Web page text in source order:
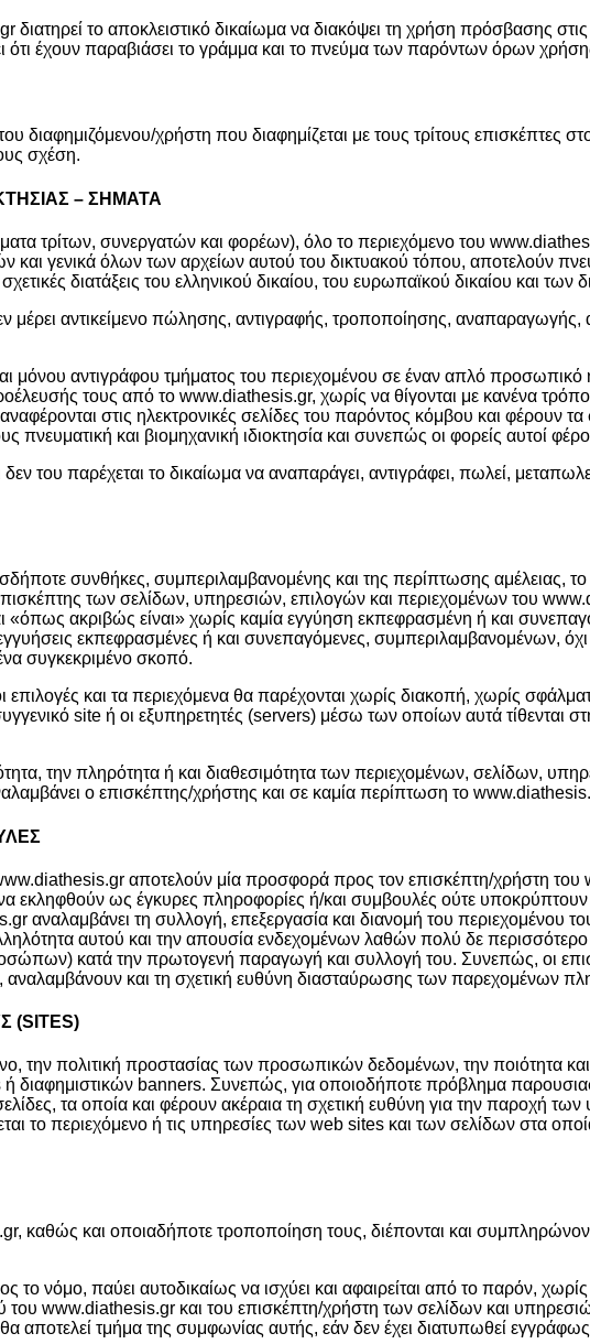
το αποκλειστικό δικαίωμα να διακόψει τη χρήση πρόσβασης
ότι έχουν παραβιάσει το γράμμα και το πνεύμα των παρόντων όρων
διαφημιζόμενου/χρήστη που διαφημίζεται με τους τρίτους επισκέπτες
σχέση.
– ΣΗΜΑΤΑ
τρίτων, συνεργατών και φορέων), όλο το περιεχόμενο του
γενικά όλων των αρχείων αυτού του δικτυακού τόπου, αποτελούν
διατάξεις του ελληνικού δικαίου, του ευρωπαϊκού δικαίου και
μέρει αντικείμενο πώλησης, αντιγραφής, τροποποίησης,
μόνου αντιγράφου τμήματος του περιεχομένου σε έναν απλό προσωπικό
τους από το www.diathesis.gr, χωρίς να θίγονται με κανένα τρόπο
στις ηλεκτρονικές σελίδες του παρόντος κόμβου και φέρουν
και βιομηχανική ιδιοκτησία και συνεπώς οι φορείς αυτοί
του παρέχεται το δικαίωμα να αναπαράγει, αντιγράφει, πωλεί,
συνθήκες, συμπεριλαμβανομένης και της περίπτωσης αμέλειας,
των σελίδων, υπηρεσιών, επιλογών και περιεχομένων του
ακριβώς είναι» χωρίς καμία εγγύηση εκπεφρασμένη ή και
εκπεφρασμένες ή και συνεπαγόμενες, συμπεριλαμβανομένων,
συγκεκριμένο σκοπό.
επιλογές και τα περιεχόμενα θα παρέχονται χωρίς διακοπή, χωρίς
site ή οι εξυπηρετητές (servers) μέσω των οποίων αυτά τίθενται
την πληρότητα ή και διαθεσιμότητα των περιεχομένων, σελίδων,
ο επισκέπτης/χρήστης και σε καμία περίπτωση το
αποτελούν μία προσφορά προς τον επισκέπτη/χρήστη του
εκληφθούν ως έγκυρες πληροφορίες ή/και συμβουλές ούτε
αναλαμβάνει τη συλλογή, επεξεργασία και διανομή του περιεχομένου
αυτού και την απουσία ενδεχομένων λαθών πολύ δε
κατά την πρωτογενή παραγωγή και συλλογή του. Συνεπώς, οι
αναλαμβάνουν και τη σχετική ευθύνη διασταύρωσης των παρεχομένων
(SITES)
την πολιτική προστασίας των προσωπικών δεδομένων, την ποιότητα
banners. Συνεπώς, για οποιοδήποτε πρόβλημα
τα οποία και φέρουν ακέραια τη σχετική ευθύνη για την παροχή
το περιεχόμενο ή τις υπηρεσίες των web sites και των σελίδων στα
και οποιαδήποτε τροποποίηση τους, διέπονται και
νόμο, παύει αυτοδικαίως να ισχύει και αφαιρείται από το παρόν,
www.diathesis.gr και του επισκέπτη/χρήστη των σελίδων και
τμήμα της συμφωνίας αυτής, εάν δεν έχει διατυπωθεί εγγράφως